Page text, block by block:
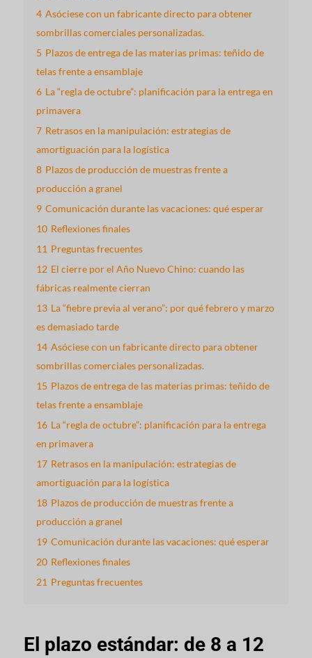
4 Asóciese con un fabricante directo para obtener
sombrillas comerciales personalizadas.
5 Plazos de entrega de las materias primas: teñido de
telas frente a ensamblaje
6 La “regla de octubre”: planificación para la entrega en
primavera
7 Retrasos en la manipulación: estrategias de
amortiguación para la logística
8 Plazos de producción de muestras frente a
producción a granel
9 Comunicación durante las vacaciones: qué esperar
10 Reflexiones finales
11 Preguntas frecuentes
12 El cierre por el Año Nuevo Chino: cuando las
fábricas realmente cierran
13 La “fiebre previa al verano”: por qué febrero y marzo
es demasiado tarde
14 Asóciese con un fabricante directo para obtener
sombrillas comerciales personalizadas.
15 Plazos de entrega de las materias primas: teñido de
telas frente a ensamblaje
16 La “regla de octubre”: planificación para la entrega
en primavera
17 Retrasos en la manipulación: estrategias de
amortiguación para la logística
18 Plazos de producción de muestras frente a
producción a granel
19 Comunicación durante las vacaciones: qué esperar
20 Reflexiones finales
21 Preguntas frecuentes
El plazo estándar: de 8 a 12